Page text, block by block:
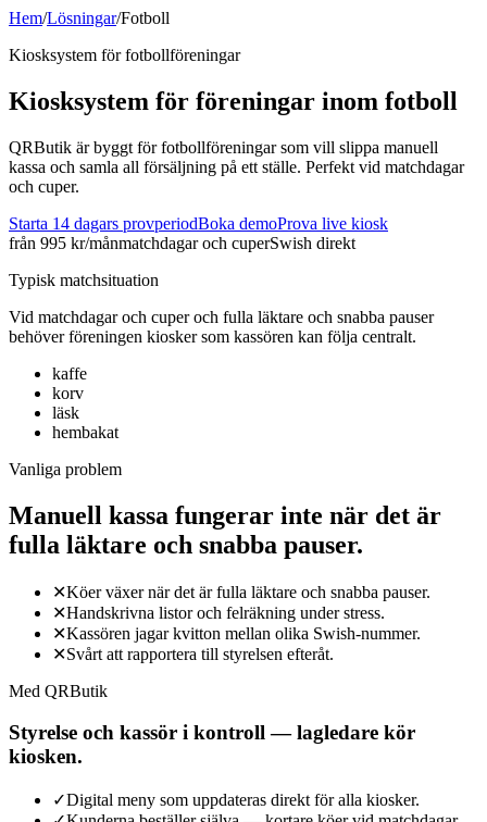
Hem/Lösningar/Fotboll
Kiosksystem förfotbollföreningar
Kiosksystem för föreningar inom fotboll
QRButik är byggt för fotbollföreningar som vill slippa manuell
kassa och samla all försäljning på ett ställe. Perfekt vid matchdagar
och cuper.
Starta 14 dagars provperiodBoka demoProva live kiosk
från 995 kr/månmatchdagar och cuperSwish direkt
Typisk matchsituation
Vid matchdagar och cuperoch fulla läktare och snabba pauser
behöver föreningen kiosker som kassören kan följa centralt.
kaffe
korv
läsk
hembakat
Vanliga problem
Manuell kassa fungerar inte när det är
fulla läktare och snabba pauser.
✕Köer växer när det är fulla läktare och snabba pauser.
✕Handskrivna listor och felräkning under stress.
✕Kassören jagar kvitton mellan olika Swish-nummer.
✕Svårt att rapportera till styrelsen efteråt.
Med QRButik
Styrelse och kassör i kontroll — lagledare kör
kiosken.
✓Digital meny som uppdateras direkt för alla kiosker.